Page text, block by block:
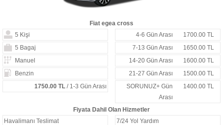
Fiat egea cross
5 Kişi
4-6 Gün Arası
1700.00 TL
5 Bagaj
7-13 Gün Arası
1650.00 TL
Manuel
14-20 Gün Arası
1600.00 TL
Benzin
21-27 Gün Arası
1500.00 TL
1750.00 TL/ 1-3 Gün Arası
SORUNUZ+ Gün
Arası
1400.00 TL
Fiyata Dahil Olan Hizmetler
Havalimanı Teslimat
7/24 Yol Yardım